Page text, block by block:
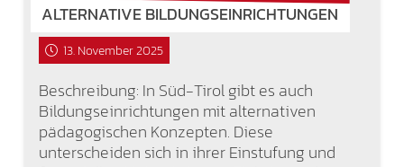
ALTERNATIVE BILDUNGSEINRICHTUNGEN
13. November 2025
Beschreibung: In Süd-Tirol gibt es auch
Bildungseinrichtungen mit alternativen
pädagogischen Konzepten. Diese
unterscheiden sich in ihrer Einstufung und